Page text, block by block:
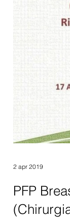
PFP
2 apr 2019